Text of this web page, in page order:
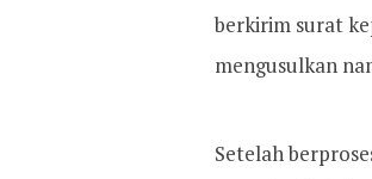
berkirim surat
mengusulkan
Setelah